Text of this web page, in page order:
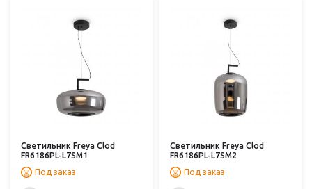
Светильник Freya Clod
FR6186PL-L7SM1
Под заказ
Светильник Freya Clod
FR6186PL-L7SM2
Под заказ